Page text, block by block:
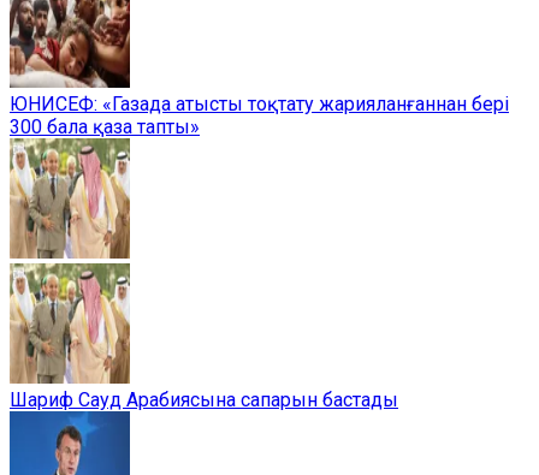
ЮНИСЕФ: «Газада атысты тоқтату жарияланғаннан бері
300 бала қаза тапты»
Шариф Сауд Арабиясына сапарын бастады